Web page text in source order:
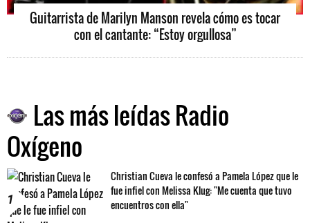
Guitarrista de Marilyn Manson revela cómo es tocar
con el cantante: “Estoy orgullosa”
Las más leídas Radio
Oxígeno
1
Christian Cueva le confesó a Pamela López que le
fue infiel con Melissa Klug: "Me cuenta que tuvo
encuentros con ella"